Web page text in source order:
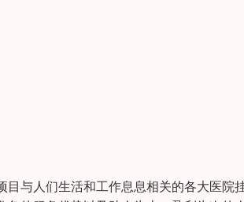
与人们生活和工作息息相关的各大医院